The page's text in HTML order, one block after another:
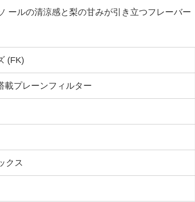
ールの清涼感と梨の甘みが引き立つフレーバー
(FK)
載プレーンフィルター
クス